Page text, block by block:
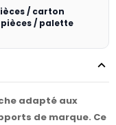
/ carton
pièces / palette
adapté aux
de marque. Ce